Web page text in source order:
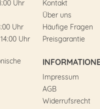
Uhr
Uhr
Uhr
Kontakt
Über uns
Häufige Fragen
Preisgarantie
Impressum
AGB
Widerrufsrecht